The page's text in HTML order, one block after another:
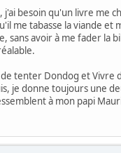
j'ai besoin qu'un livre me
me tabasse la viande et
sans avoir à me fader la
de tenter Dondog et Vivre
je donne toujours une
à mon papi